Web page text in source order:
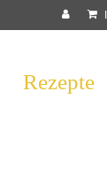
Rezepte